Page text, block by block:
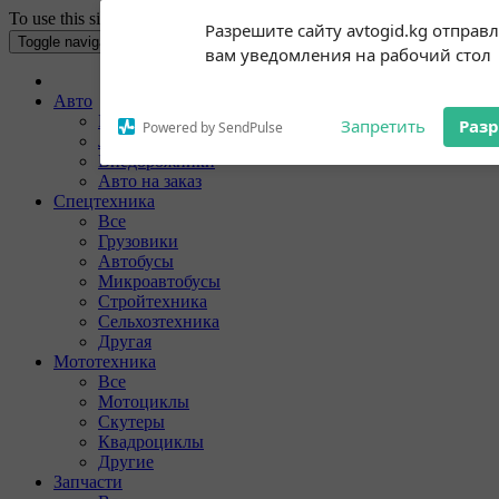
Разрешите сайту avtogid.kg
вам уведомления на рабочий стол
Powered by SendPulse Запретить
notifications!
To enable permission prompts, click
To use this site your Internet browser must have Cookies enabled.
Toggle navigation
Авто
Все
Легковые
Внедорожники
Авто на заказ
Спецтехника
Все
Грузовики
Автобусы
Микроавтобусы
Стройтехника
Сельхозтехника
Другая
Мототехника
Все
Мотоциклы
Скутеры
Квадроциклы
Другие
Запчасти